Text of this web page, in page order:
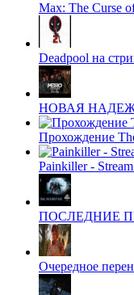
Max: The Curse
Deadpool на
НОВАЯ
Прохождение
Painkiller -
ПОСЛЕДНИЕ
Очередное